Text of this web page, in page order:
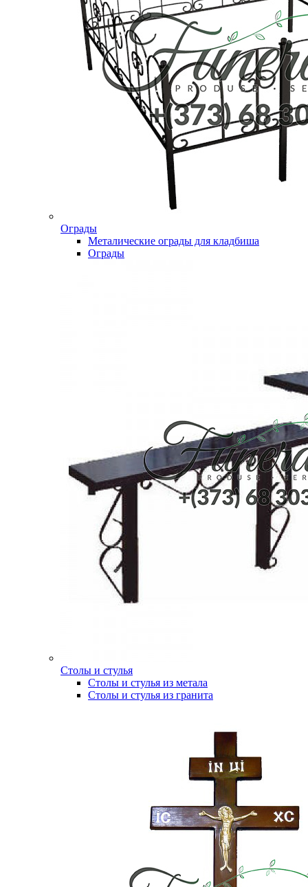
Ограды
Металические ограды для кладбиша
Ограды
Столы и стулья
Столы и стулья из метала
Столы и стулья из гранита